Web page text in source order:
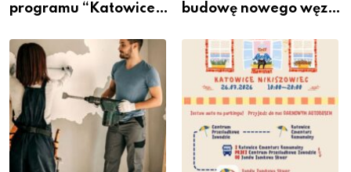
programu “Katowice
– nabór dla
przedsiębiorców
budowę nowego węzła
Podlesiu